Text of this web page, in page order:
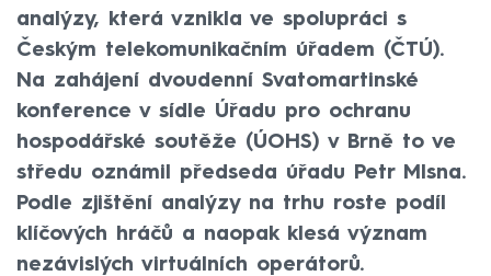
analýzy, která vznikla ve spolupráci s
Českým telekomunikačním úřadem (ČTÚ).
Na zahájení dvoudenní Svatomartinské
konference v sídle Úřadu pro ochranu
hospodářské soutěže (ÚOHS) v Brně to ve
středu oznámil předseda úřadu Petr Mlsna.
Podle zjištění analýzy na trhu roste podíl
klíčových hráčů a naopak klesá význam
nezávislých virtuálních operátorů.